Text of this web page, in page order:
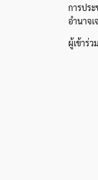
การปร
อำนาจเ
ผู้เข้าร่